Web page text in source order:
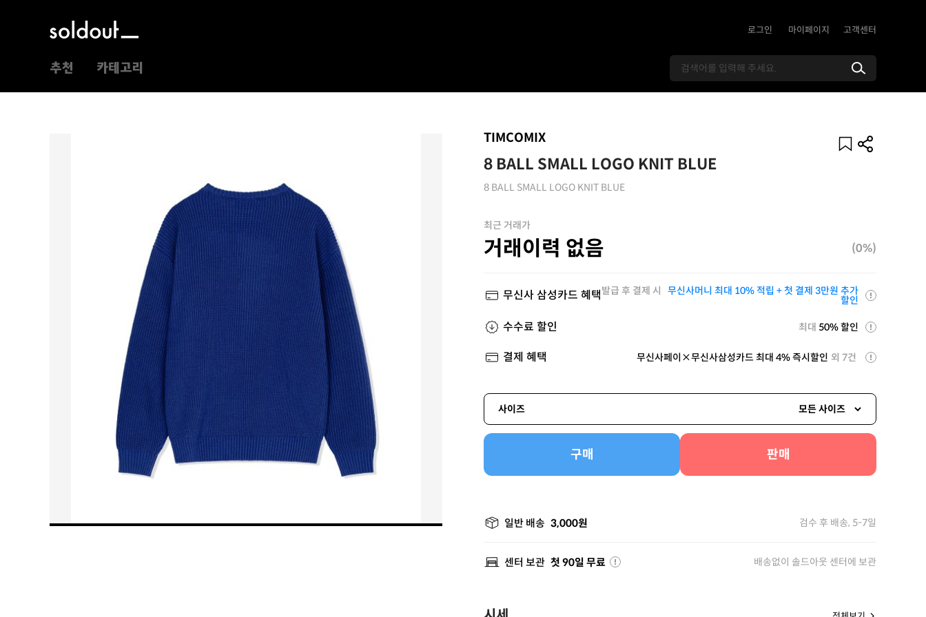
로그인 마이페이지 고객센터
추천 카테고리
TIMCOMIX
8 BALL SMALL LOGO KNIT BLUE
8 BALL SMALL LOGO KNIT BLUE
최근 거래가
거래이력 없음 (0%)
무신사 삼성카드 혜택발급 후 결제 시 무신사머니 최대 10% 적립 + 첫 결제 3만원 추가
할인
수수료 할인 최대 50% 할인
결제 혜택 무신사페이×무신사삼성카드 최대 4% 즉시할인 외 7건
사이즈 모든 사이즈
구매 판매
일반 배송 3,000원 검수 후 배송, 5-7일
센터 보관 첫 90일 무료 배송없이 솔드아웃 센터에 보관